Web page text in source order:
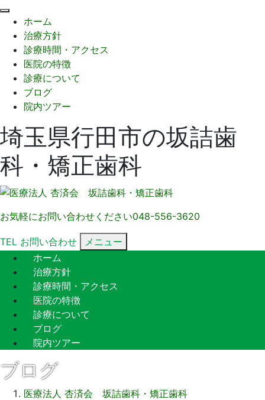
ホーム
治療方針
診療時間・アクセス
医院の特徴
診療について
ブログ
院内ツアー
埼玉県行田市の坂詰歯
科・矯正歯科
お気軽にお問い合わせください048-556-3620
TEL お問い合わせ
メニュー
ホーム
治療方針
診療時間・アクセス
医院の特徴
診療について
ブログ
院内ツアー
ブログ
医療法人 杏済会 坂詰歯科・矯正歯科